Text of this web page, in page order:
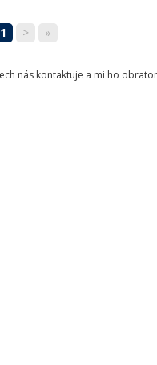
1 > »
nás kontaktuje a mi ho